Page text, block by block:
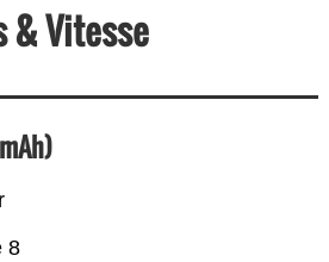
& Vitesse
8